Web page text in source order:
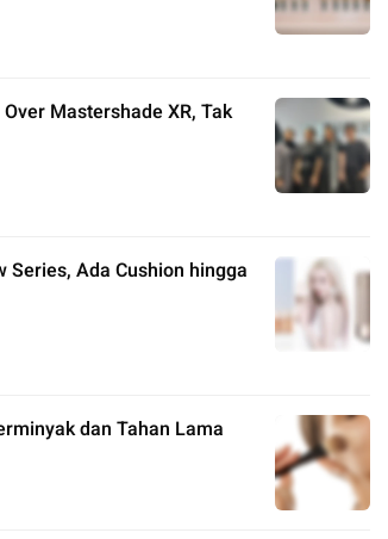
Mastershade XR, Tak
Series, Ada Cushion hingga
dan Tahan Lama